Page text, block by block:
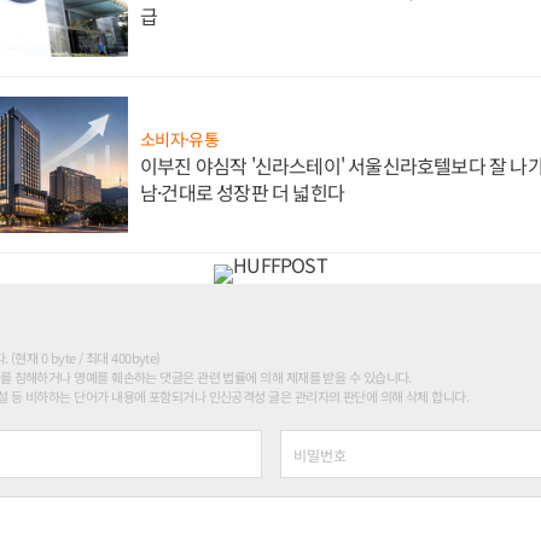
급
소비자·유통
이부진 야심작 '신라스테이' 서울신라호텔보다 잘 나
남·건대로 성장판 더 넓힌다
. (현재 0 byte / 최대 400byte)
침해하거나 명예를 훼손하는 댓글은 관련 법률에 의해 제재를 받을 수 있습니다.
등 비하하는 단어가 내용에 포함되거나 인신공격성 글은 관리자의 판단에 의해 삭제 합니다.